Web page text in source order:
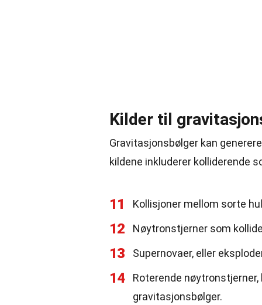
Kilder til
Gravitasjonsbølger kan
kildene inkluderer kolliderende
11 Kollisjoner mellom sorte
12 Nøytronstjerner som
13 Supernovaer, eller
14
Roterende
gravitasjonsbølger.